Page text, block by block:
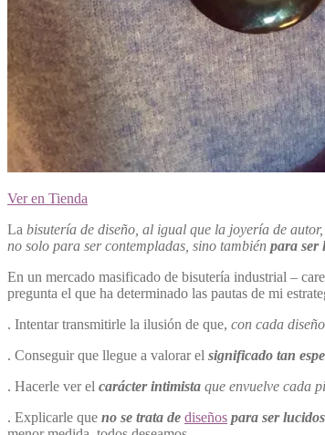
Ver en Tienda
La bisutería de diseño, al igual que la joyería de
no solo para ser contempladas, sino también para ser
En un mercado masificado de bisutería industrial –
pregunta el que ha determinado las pautas de mi
. Intentar transmitirle la ilusión de que, con cada
. Conseguir que llegue a valorar el significado tan
. Hacerle ver el carácter intimista que envuelve cada
. Explicarle que no se trata de diseños para ser